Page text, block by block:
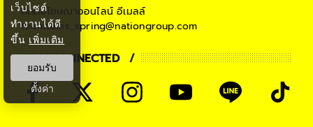
ติดต่อโฆษณาออนไลน์ อีเมลล์
teamsales_spring@nationgroup.com
STAY CONNECTED
เว็บไซต์
ทำงานได้ดี
ขึ้น เพิ่มเติม
ยอมรับ
ตั้งค่า